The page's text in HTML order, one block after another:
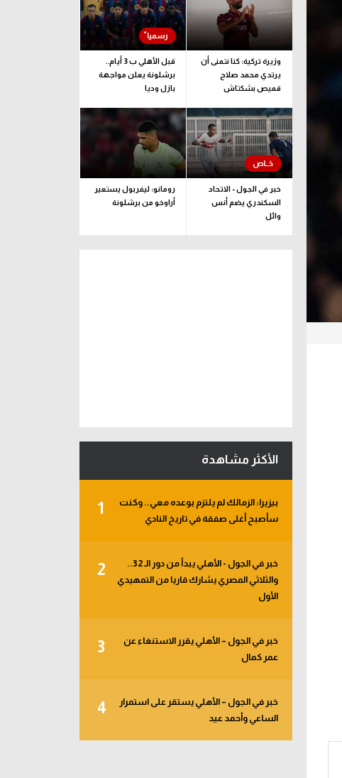
وزيرة تركية: كنا نتمنى أن
يرتدي محمد صلاح
قميص بشكتاش
قبل الأهلي ب 3 أيام..
برشلونة يعلن مواجهة
بازل وديا
خبر في الجول - الاتحاد
السكندري يضم أنس
وائل
رومانو: ليفربول يستعير
أراوخو من برشلونة
الأكثر مشاهدة
1
بيزيرا: الزمالك لم يلتزم بوعده معي.. وكنت
سأصبح أغلى صفقة في تاريخ النادي
2
خبر في الجول - الأهلي يبدأ من دور الـ 32..
والثلاثي المصري يشارك قاريا من التمهيدي
الأول
3
خبر في الجول – الأهلي يقرر الاستنغاء عن
عمر كمال
4
خبر في الجول – الأهلي يستقر على استمرار
الساعي وأحمد عيد